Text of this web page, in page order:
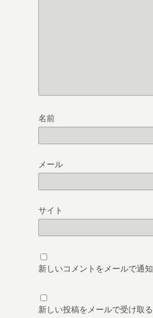
名前
メール
サイト
新しいコメントをメールで通知
新しい投稿をメールで受け取る